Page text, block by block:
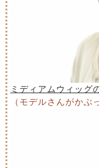
ミディアムウィッグ
（モデルさんがかぶ